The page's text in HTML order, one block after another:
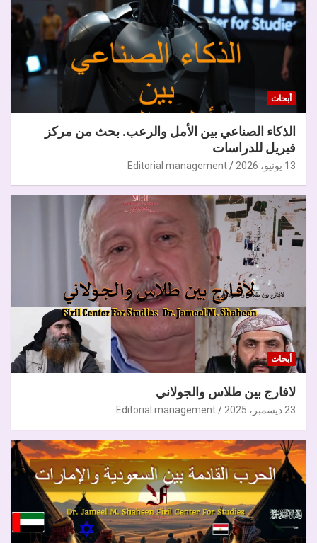
أبحاث
الذكاء الصناعي بين الأمل والرعب. بحث من مركز
فيريل للدراسات
13 يونيو، 2026 Editorial management
أبحاث
لافارج بين طلاس والجولاني
23 ديسمبر، 2025 Editorial management